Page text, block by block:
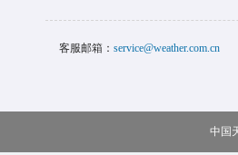
客服邮箱： service@weather.com.cn
中国